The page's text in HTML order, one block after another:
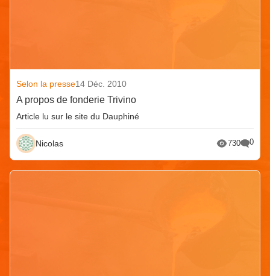
Selon la presse14 Déc. 2010
A propos de fonderie Trivino
Article lu sur le site du Dauphiné
Nicolas 730 0